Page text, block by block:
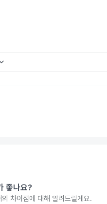
좋나요?
차이점에 대해 알려드릴게요.